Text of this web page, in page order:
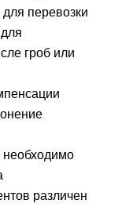
перевозки
гроб или
различен